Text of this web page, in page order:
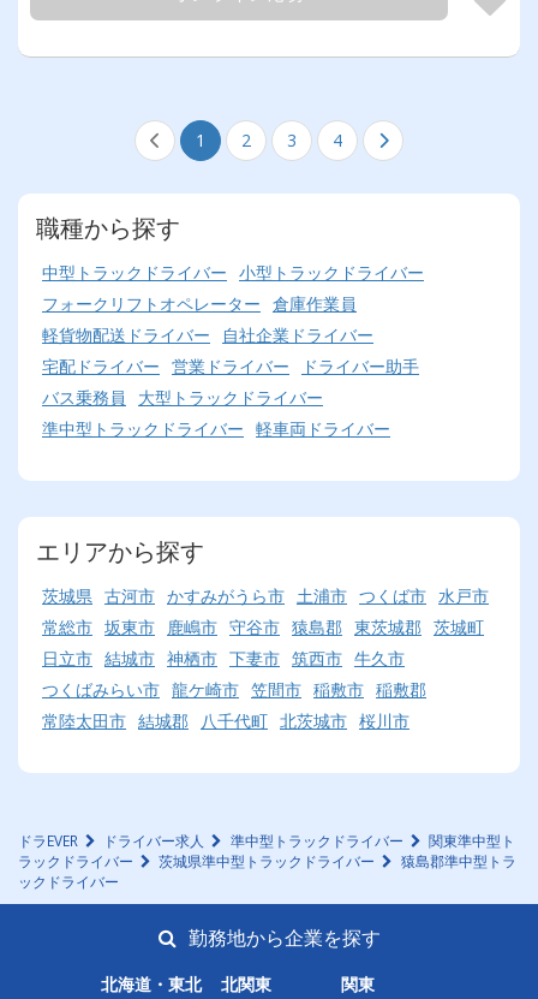
1 2 3 4
職種から探す
中型トラックドライバー 小型トラックドライバー
フォークリフトオペレーター 倉庫作業員
軽貨物配送ドライバー
自社企業ドライバー
宅配ドライバー 営業ドライバー
ドライバー助手
バス乗務員
大型トラックドライバー
準中型トラックドライバー 軽車両ドライバー
エリアから探す
茨城県 古河市 かすみがうら市 土浦市 つくば市 水戸市
常総市 坂東市 鹿嶋市 守谷市 猿島郡 東茨城郡 茨城町
日立市 結城市 神栖市 下妻市 筑西市 牛久市
つくばみらい市 龍ケ崎市 笠間市 稲敷市 稲敷郡
常陸太田市 結城郡 八千代町 北茨城市 桜川市
ドラEVER ドライバー求人 準中型トラックドライバー
関東準中型ト
ラックドライバー
茨城県準中型トラックドライバー
猿島郡準中型トラ
ックドライバー
勤務地から企業を探す
北海道・東北 北関東 関東